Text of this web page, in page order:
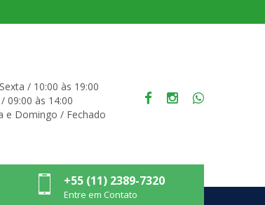
/ 10:00 às 19:00
09:00 às 14:00
e Domingo / Fechado
+55 (11) 2389-7320
Entre em Contato